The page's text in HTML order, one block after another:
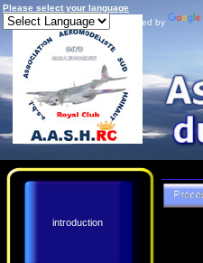
Please select your language
Powered by
introduction